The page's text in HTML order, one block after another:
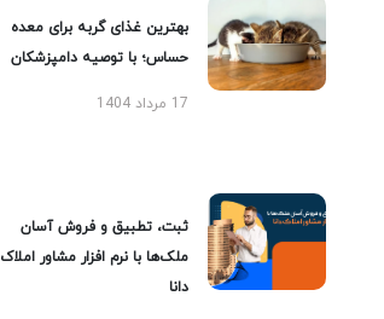
بهترین غذای گربه برای معده
حساس؛ با توصیه دامپزشکان
17 مرداد 1404
ثبت، تطبیق و فروش آسان
ملک‌ها با نرم افزار مشاور املاک
دانا